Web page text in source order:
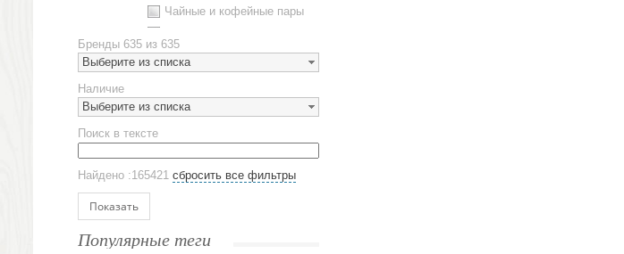
Чайные и кофейные пары
Наборы посуды
Предметы сервировки
Стаканы
Эко кружки
ЕВРОПОСУДА
Аксессуары
Ежедневники и блокноты
Датированные ежедневники
Бренды 635 из 635
Выберите из списка
Наличие
Выберите из списка
Поиск в тексте
Найдено :165421 сбросить все фильтры
Показать
Популярные теги